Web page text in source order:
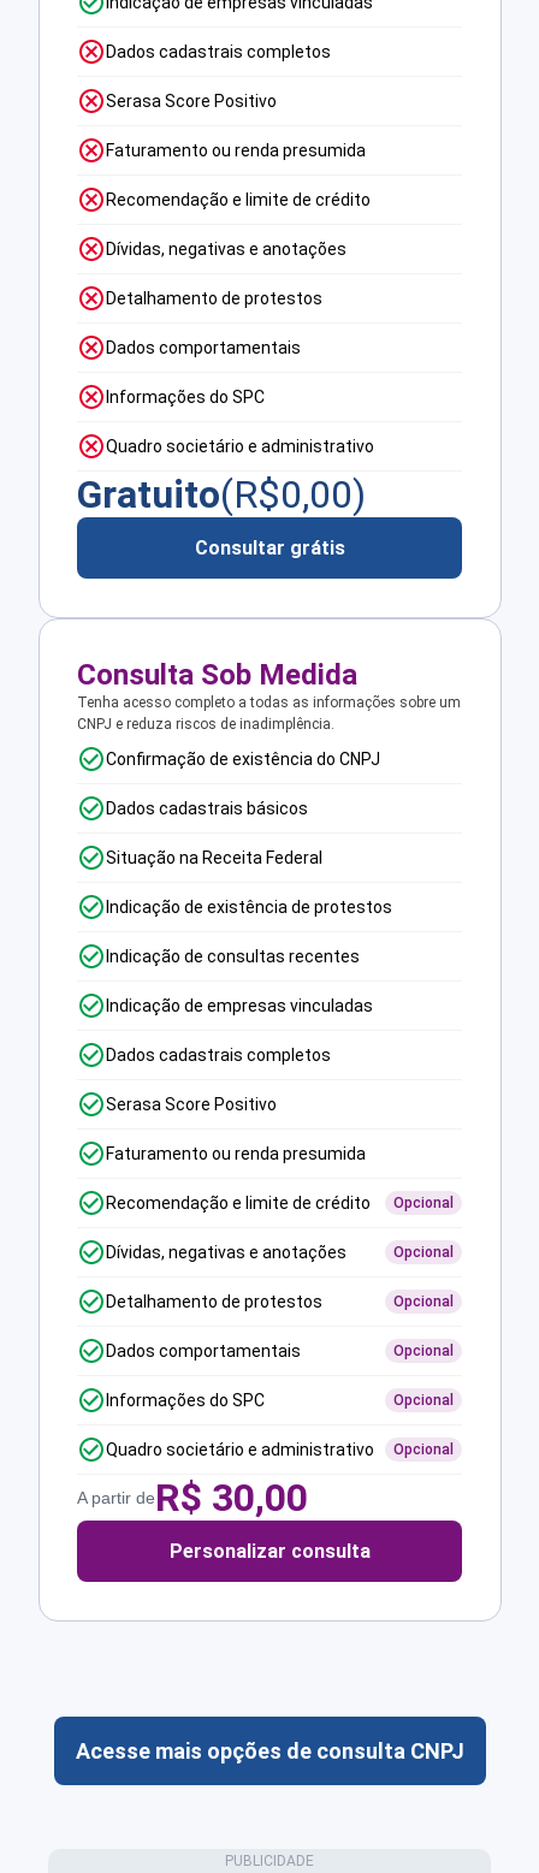
Dados cadastrais completos
Serasa Score Positivo
Faturamento ou renda presumida
Recomendação e limite de crédito
Dívidas, negativas e anotações
Detalhamento de protestos
Dados comportamentais
Informações do SPC
Quadro societário e administrativo
Gratuito(R$0,00)
Consultar grátis
Consulta Sob Medida
Tenha acesso completo a todas as informações sobre um
CNPJ e reduza riscos de inadimplência.
Confirmação de existência do CNPJ
Dados cadastrais básicos
Situação na Receita Federal
Indicação de existência de protestos
Indicação de consultas recentes
Indicação de empresas vinculadas
Dados cadastrais completos
Serasa Score Positivo
Faturamento ou renda presumida
Recomendação e limite de crédito Opcional
Dívidas, negativas e anotações Opcional
Detalhamento de protestos Opcional
Dados comportamentais Opcional
Informações do SPC Opcional
Quadro societário e administrativo Opcional
A partir deR$ 30,00
Personalizar consulta
Acesse mais opções de consulta CNPJ